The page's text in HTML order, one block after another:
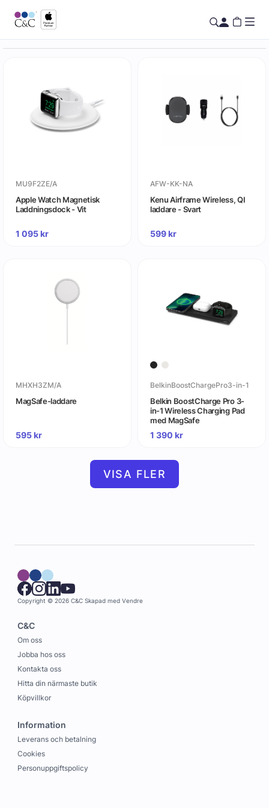
MU9F2ZE/A
Apple Watch Magnetisk
Laddningsdock - Vit
1 095kr
AFW-KK-NA
Kenu Airframe Wireless, QI
laddare - Svart
599kr
MHXH3ZM/A
MagSafe-laddare
595kr
BelkinBoostChargePro3-in-1
Belkin BoostCharge Pro 3-
in-1 Wireless Charging Pad
med MagSafe
1 390 kr
VISA FLER
Copyright © 2026 C&C Skapad med Vendre
C&C
Om oss
Jobba hos oss
Kontakta oss
Hitta din närmaste butik
Köpvillkor
Information
Leverans och betalning
Cookies
Personuppgiftspolicy